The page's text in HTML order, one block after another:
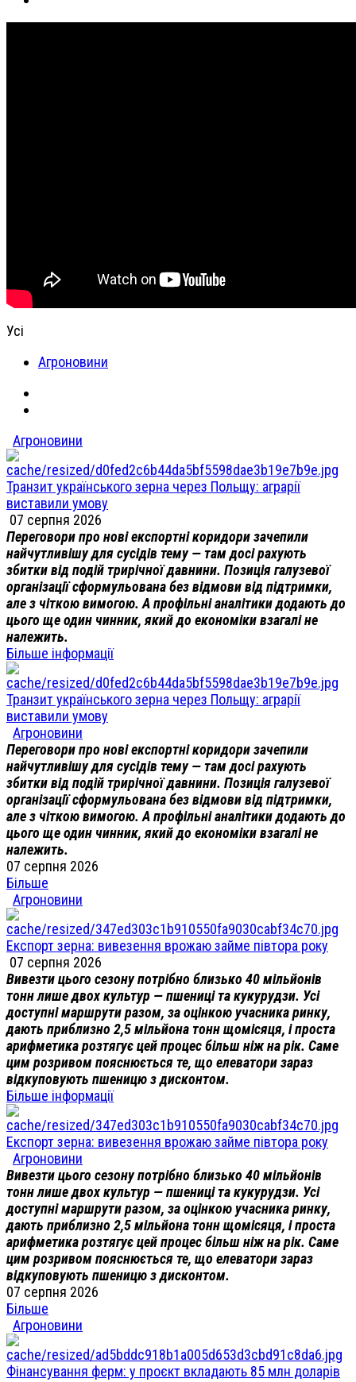
Усі
Агроновини
Агроновини
Транзит українського зерна через Польщу: аграрії
виставили умову
07 серпня 2026
Переговори про нові експортні коридори зачепили
найчутливішу для сусідів тему — там досі рахують
збитки від подій трирічної давнини. Позиція галузевої
організації сформульована без відмови від підтримки,
але з чіткою вимогою. А профільні аналітики додають до
цього ще один чинник, який до економіки взагалі не
належить.
Більше інформації
Транзит українського зерна через Польщу: аграрії
виставили умову
Агроновини
Переговори про нові експортні коридори зачепили
найчутливішу для сусідів тему — там досі рахують
збитки від подій трирічної давнини. Позиція галузевої
організації сформульована без відмови від підтримки,
але з чіткою вимогою. А профільні аналітики додають до
цього ще один чинник, який до економіки взагалі не
належить.
07 серпня 2026
Більше
Агроновини
Експорт зерна: вивезення врожаю займе півтора року
07 серпня 2026
Вивезти цього сезону потрібно близько 40 мільйонів
тонн лише двох культур — пшениці та кукурудзи. Усі
доступні маршрути разом, за оцінкою учасника ринку,
дають приблизно 2,5 мільйона тонн щомісяця, і проста
арифметика розтягує цей процес більш ніж на рік. Саме
цим розривом пояснюється те, що елеватори зараз
відкуповують пшеницю з дисконтом.
Більше інформації
Експорт зерна: вивезення врожаю займе півтора року
Агроновини
Вивезти цього сезону потрібно близько 40 мільйонів
тонн лише двох культур — пшениці та кукурудзи. Усі
доступні маршрути разом, за оцінкою учасника ринку,
дають приблизно 2,5 мільйона тонн щомісяця, і проста
арифметика розтягує цей процес більш ніж на рік. Саме
цим розривом пояснюється те, що елеватори зараз
відкуповують пшеницю з дисконтом.
07 серпня 2026
Більше
Агроновини
Фінансування ферм: у проєкт вкладають 85 млн доларів